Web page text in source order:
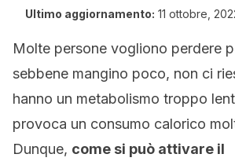
Ultimo aggiornamento: 11 ottobre,
Molte persone vogliono perdere
sebbene mangino poco, non ci
hanno un metabolismo troppo
provoca un consumo calorico
Dunque, come si può attivare il